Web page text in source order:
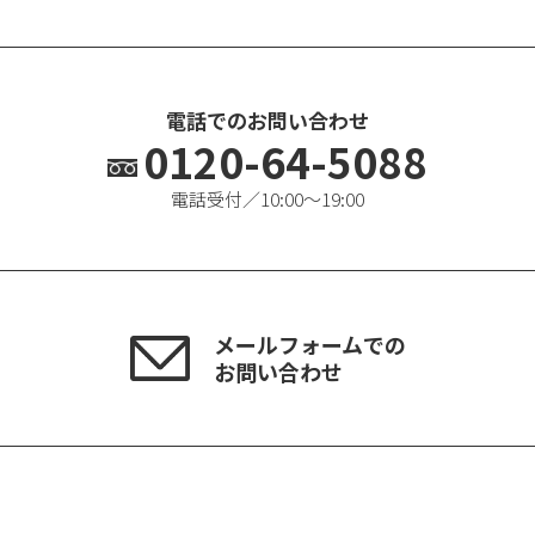
電話でのお問い合わせ
0120-64-5088
電話受付／10:00〜19:00
メールフォームでの
お問い合わせ